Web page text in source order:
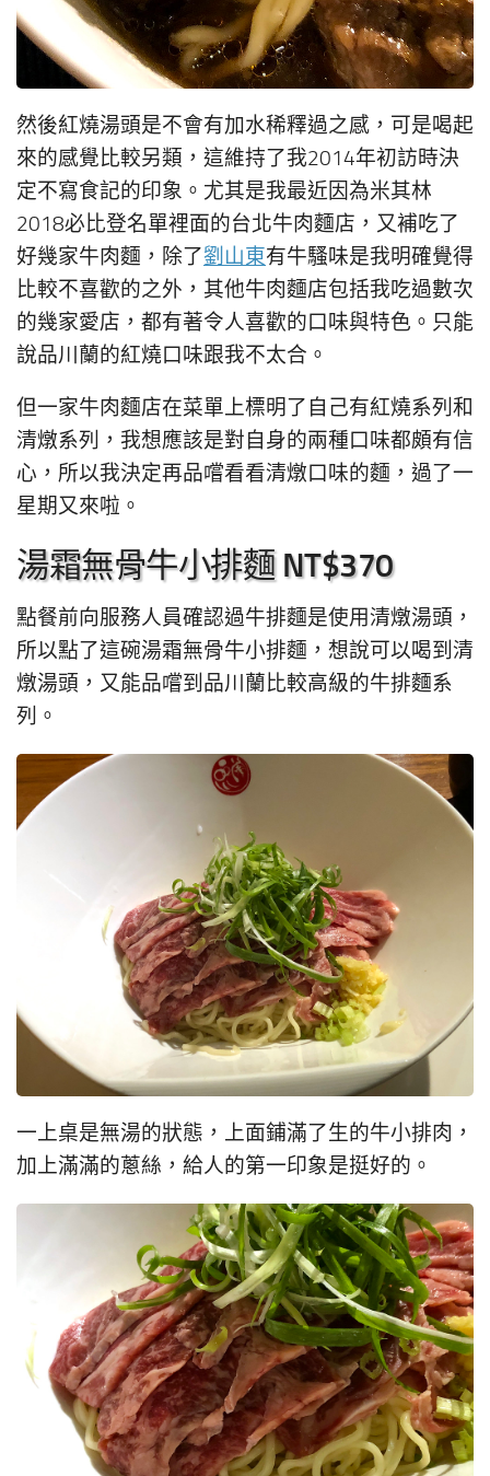
然後紅燒湯頭是不會有加水稀釋過之感，可是喝起
來的感覺比較另類，這維持了我2014年初訪時決
定不寫食記的印象。尤其是我最近因為米其林
2018必比登名單裡面的台北牛肉麵店，又補吃了
好幾家牛肉麵，除了劉山東有牛騷味是我明確覺得
比較不喜歡的之外，其他牛肉麵店包括我吃過數次
的幾家愛店，都有著令人喜歡的口味與特色。只能
說品川蘭的紅燒口味跟我不太合。
但一家牛肉麵店在菜單上標明了自己有紅燒系列和
清燉系列，我想應該是對自身的兩種口味都頗有信
心，所以我決定再品嚐看看清燉口味的麵，過了一
星期又來啦。
湯霜無骨牛小排麵 NT$370
點餐前向服務人員確認過牛排麵是使用清燉湯頭，
所以點了這碗湯霜無骨牛小排麵，想說可以喝到清
燉湯頭，又能品嚐到品川蘭比較高級的牛排麵系
列。
一上桌是無湯的狀態，上面鋪滿了生的牛小排肉，
加上滿滿的蔥絲，給人的第一印象是挺好的。